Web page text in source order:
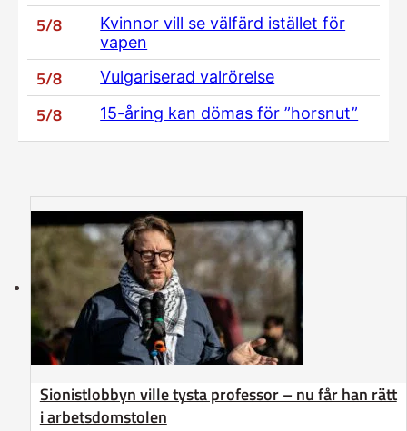
5/8
Kvinnor vill se välfärd istället för
vapen
5/8 Vulgariserad valrörelse
5/8 15-åring kan dömas för ”horsnut”
Sionistlobbyn ville tysta professor – nu får han rätt
i arbetsdomstolen